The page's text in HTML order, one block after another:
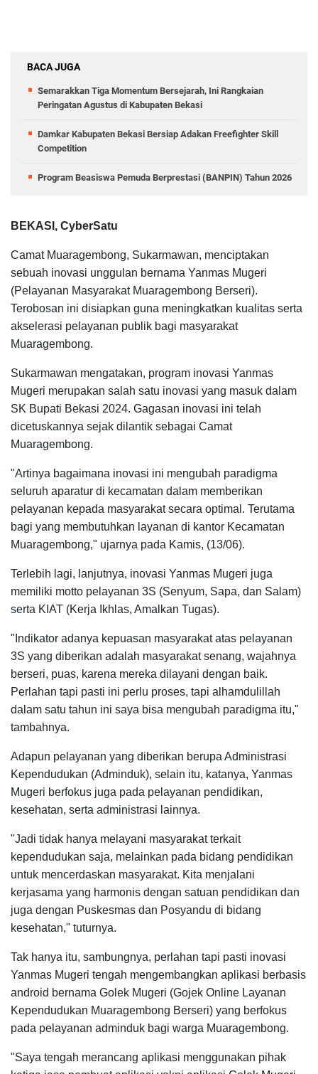
BACA JUGA
Semarakkan Tiga Momentum Bersejarah, Ini Rangkaian
Peringatan Agustus di Kabupaten Bekasi
Damkar Kabupaten Bekasi Bersiap Adakan Freefighter Skill
Competition
Program Beasiswa Pemuda Berprestasi (BANPIN) Tahun 2026
BEKASI, CyberSatu
Camat Muaragembong, Sukarmawan, menciptakan
sebuah inovasi unggulan bernama Yanmas Mugeri
(Pelayanan Masyarakat Muaragembong Berseri).
Terobosan ini disiapkan guna meningkatkan kualitas serta
akselerasi pelayanan publik bagi masyarakat
Muaragembong.
Sukarmawan mengatakan, program inovasi Yanmas
Mugeri merupakan salah satu inovasi yang masuk dalam
SK Bupati Bekasi 2024. Gagasan inovasi ini telah
dicetuskannya sejak dilantik sebagai Camat
Muaragembong.
"Artinya bagaimana inovasi ini mengubah paradigma
seluruh aparatur di kecamatan dalam memberikan
pelayanan kepada masyarakat secara optimal. Terutama
bagi yang membutuhkan layanan di kantor Kecamatan
Muaragembong," ujarnya pada Kamis, (13/06).
Terlebih lagi, lanjutnya, inovasi Yanmas Mugeri juga
memiliki motto pelayanan 3S (Senyum, Sapa, dan Salam)
serta KIAT (Kerja Ikhlas, Amalkan Tugas).
"Indikator adanya kepuasan masyarakat atas pelayanan
3S yang diberikan adalah masyarakat senang, wajahnya
berseri, puas, karena mereka dilayani dengan baik.
Perlahan tapi pasti ini perlu proses, tapi alhamdulillah
dalam satu tahun ini saya bisa mengubah paradigma itu,"
tambahnya.
Adapun pelayanan yang diberikan berupa Administrasi
Kependudukan (Adminduk), selain itu, katanya, Yanmas
Mugeri berfokus juga pada pelayanan pendidikan,
kesehatan, serta administrasi lainnya.
"Jadi tidak hanya melayani masyarakat terkait
kependudukan saja, melainkan pada bidang pendidikan
untuk mencerdaskan masyarakat. Kita menjalani
kerjasama yang harmonis dengan satuan pendidikan dan
juga dengan Puskesmas dan Posyandu di bidang
kesehatan," tuturnya.
Tak hanya itu, sambungnya, perlahan tapi pasti inovasi
Yanmas Mugeri tengah mengembangkan aplikasi berbasis
android bernama Golek Mugeri (Gojek Online Layanan
Kependudukan Muaragembong Berseri) yang berfokus
pada pelayanan adminduk bagi warga Muaragembong.
"Saya tengah merancang aplikasi menggunakan pihak